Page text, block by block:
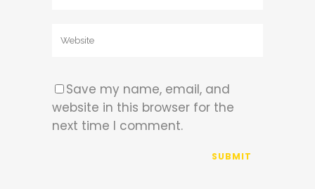
Save my name, email, and
website in this browser for the
next time I comment.